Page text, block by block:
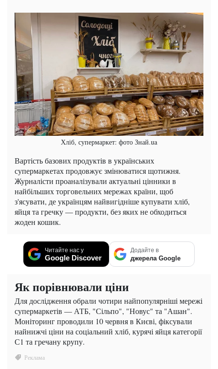
Хліб, супермаркет: фото Знай.ua
Вартість базових продуктів в українських
супермаркетах продовжує змінюватися щотижня.
Журналісти проаналізували актуальні цінники в
найбільших торговельних мережах країни, щоб
з'ясувати, де українцям найвигідніше купувати хліб,
яйця та гречку — продукти, без яких не обходиться
жоден кошик.
Читайте нас у
Google Discover
Додайте в
джерела Google
Як порівнювали ціни
Для дослідження обрали чотири найпопулярніші мережі
супермаркетів — АТБ, "Сільпо", "Новус" та "Ашан".
Моніторинг проводили 10 червня в Києві, фіксували
найнижчі ціни на соціальний хліб, курячі яйця категорії
С1 та гречану крупу.